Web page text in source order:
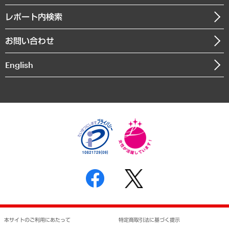
まちづくり・観光・交通・スポーツ・スマートシティ
自然資源・農林水産業・食料システム
沿革
組織図・本部部室紹介
インドネシア現地法人
個人情報保護方針
反社会的勢力に対する基本方針
書面による個人情報の開示等の請求の手続きについて
レポート内検索
お問い合わせ
English
本サイトのご利用にあたって 特定商取引法に基づく提示